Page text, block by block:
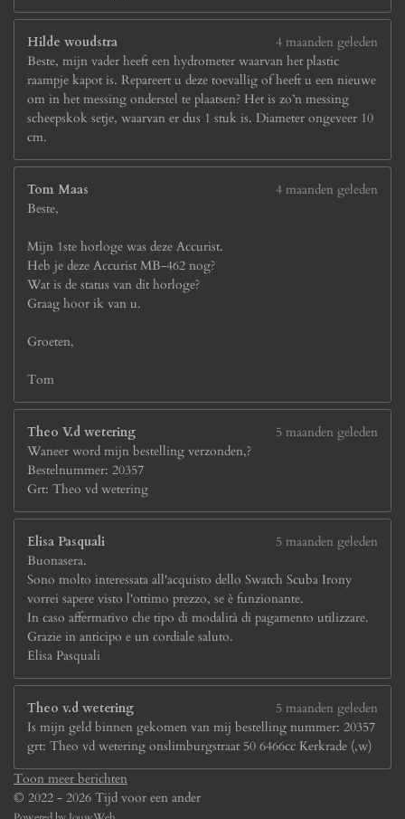
Hilde woudstra
4 maanden geleden
Beste, mijn vader heeft een hydrometer waarvan het plastic
raampje kapot is. Repareert u deze toevallig of heeft u een nieuwe
om in het messing onderstel te plaatsen? Het is zo’n messing
scheepskok setje, waarvan er dus 1 stuk is. Diameter ongeveer 10
cm.
Tom Maas
4 maanden geleden
Beste,
Mijn 1ste horloge was deze Accurist.
Heb je deze Accurist MB-462 nog?
Wat is de status van dit horloge?
Graag hoor ik van u.
Groeten,
Tom
Theo V.d wetering
5 maanden geleden
Waneer word mijn bestelling verzonden,?
Bestelnummer: 20357
Grt: Theo vd wetering
Elisa Pasquali
5 maanden geleden
Buonasera.
Sono molto interessata all'acquisto dello Swatch Scuba Irony
vorrei sapere visto l'ottimo prezzo, se è funzionante.
In caso affermativo che tipo di modalità di pagamento utilizzare.
Grazie in anticipo e un cordiale saluto.
Elisa Pasquali
Theo v.d wetering
5 maanden geleden
Is mijn geld binnen gekomen van mij bestelling nummer: 20357
grt: Theo vd wetering onslimburgstraat 50 6466cc Kerkrade (,w)
Toon meer berichten
© 2022 - 2026 Tijd voor een ander